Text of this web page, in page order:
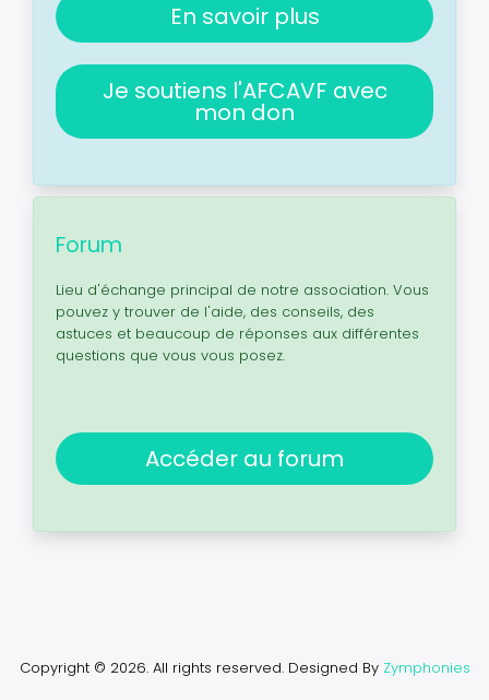
En savoir plus
Je soutiens l'AFCAVF avec
mon don
Forum
Lieu d'échange principal de notre association. Vous
pouvez y trouver de l'aide, des conseils, des
astuces et beaucoup de réponses aux différentes
questions que vous vous posez.
Accéder au forum
Copyright © 2026. All rights reserved. Designed By Zymphonies